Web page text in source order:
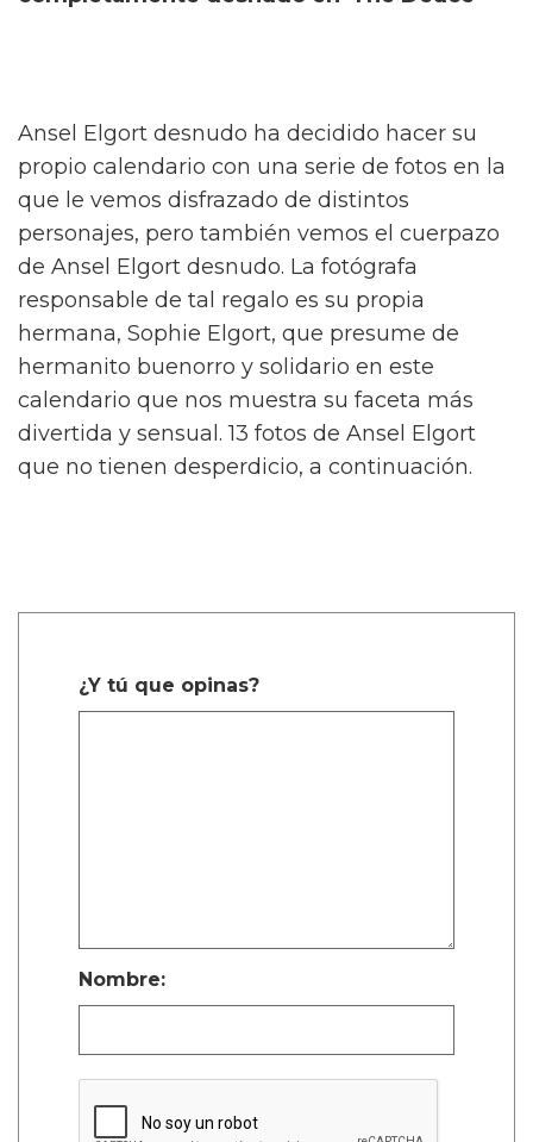
Ansel Elgort desnudo ha decidido hacer su
propio calendario con una serie de fotos en la
que le vemos disfrazado de distintos
personajes, pero también vemos el cuerpazo
de Ansel Elgort desnudo. La fotógrafa
responsable de tal regalo es su propia
hermana, Sophie Elgort, que presume de
hermanito buenorro y solidario en este
calendario que nos muestra su faceta más
divertida y sensual. 13 fotos de Ansel Elgort
que no tienen desperdicio, a continuación.
¿Y tú que opinas?
Nombre: